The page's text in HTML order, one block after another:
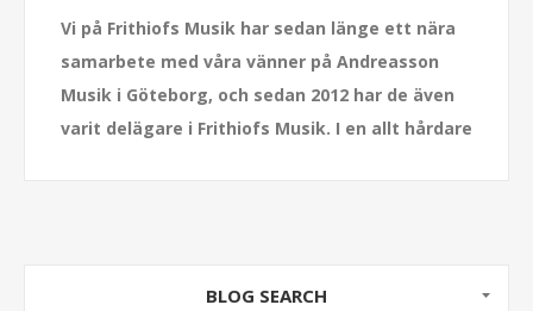
Vi på Frithiofs Musik har sedan länge ett nära
samarbete med våra vänner på Andreasson
Musik i Göteborg, och sedan 2012 har de även
varit delägare i Frithiofs Musik. I en allt hårdare
BLOG SEARCH